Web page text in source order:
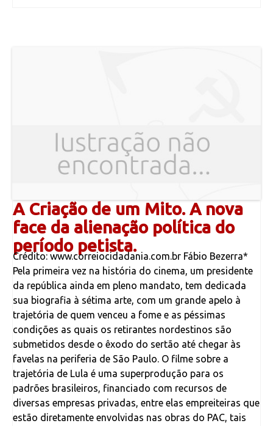
A Criação de um Mito. A nova
face da alienação política do
período petista.
Crédito: www.correiocidadania.com.br Fábio Bezerra*
Pela primeira vez na história do cinema, um presidente
da república ainda em pleno mandato, tem dedicada
sua biografia à sétima arte, com um grande apelo à
trajetória de quem venceu a fome e as péssimas
condições as quais os retirantes nordestinos são
submetidos desde o êxodo do sertão até chegar às
favelas na periferia de São Paulo. O filme sobre a
trajetória de Lula é uma superprodução para os
padrões brasileiros, financiado com recursos de
diversas empresas privadas, entre elas empreiteiras que
estão diretamente envolvidas nas obras do PAC, tais